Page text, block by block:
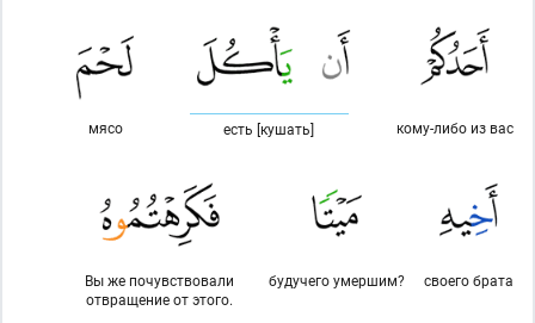
кому-либо из вас
есть [кушать]
мясо
своего брата
будучего умершим?
Вы же почувствовали
отвращение от этого.